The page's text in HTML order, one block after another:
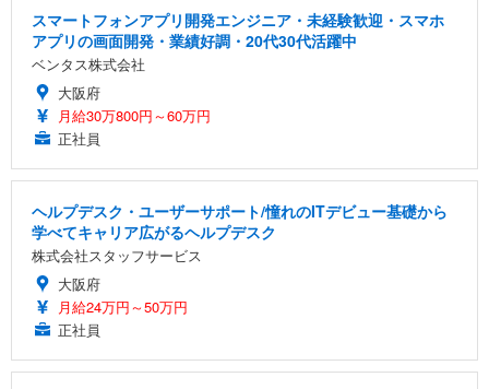
スマートフォンアプリ開発エンジニア・未経験歓迎・スマホ
アプリの画面開発・業績好調・20代30代活躍中
ベンタス株式会社
大阪府
月給30万800円～60万円
正社員
ヘルプデスク・ユーザーサポート/憧れのITデビュー基礎から
学べてキャリア広がるヘルプデスク
株式会社スタッフサービス
大阪府
月給24万円～50万円
正社員